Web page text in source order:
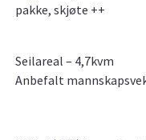
pakke, skjøte ++
Seilareal – 4,7kvm
Anbefalt